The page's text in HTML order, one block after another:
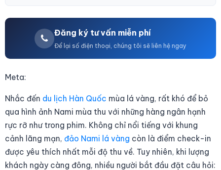
Đăng ký tư vấn miễn phí
Để lại số điện thoại, chúng tôi sẽ liên hệ ngay
Meta:
Nhắc đến du lịch Hàn Quốc mùa lá vàng, rất khó để bỏ
qua hình ảnh Nami mùa thu với những hàng ngân hạnh
rực rỡ như trong phim. Không chỉ nổi tiếng với khung
cảnh lãng mạn, đảo Nami lá vàng còn là điểm check-in
được yêu thích nhất mỗi độ thu về. Tuy nhiên, khi lượng
khách ngày càng đông, nhiều người bắt đầu đặt câu hỏi: